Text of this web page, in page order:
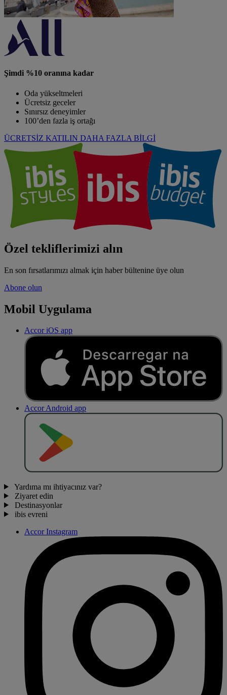
Şimdi %10 oranına kadar
Oda yükseltmeleri
Ücretsiz geceler
Sınırsız deneyimler
100’den fazla iş ortağı
ÜCRETSİZ KATILIN DAHA FAZLA BİLGİ
Özel tekliflerimizi alın
En son fırsatlarımızı almak için haber bültenine üye olun
Abone olun
Mobil Uygulama
Accor iOS app
Accor Android app
Yardıma mı ihtiyacınız var?
Ziyaret edin
Destinasyonlar
ibis evreni
Accor Instagram